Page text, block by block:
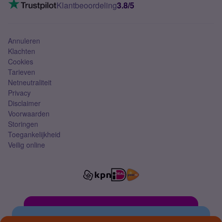
Mobiel abonnement
Klantbeoordeling3.8/5
Annuleren
Klachten
Cookies
Tarieven
Netneutraliteit
Privacy
Disclaimer
Voorwaarden
Storingen
Toegankelijkheid
Veilig online